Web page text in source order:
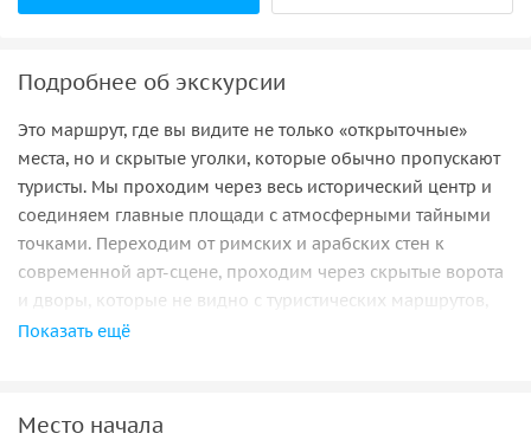
Подробнее об экскурсии
Это маршрут, где вы видите не только «открыточные»
места, но и скрытые уголки, которые обычно пропускают
туристы. Мы проходим через весь исторический центр и
соединяем главные площади с атмосферными тайными
точками. Переходим от римских и арабских стен к
современной арт-сцене, проходим через скрытые ворота
и дворы, которые не видно с туристических маршрутов,
чувствуем город слоями: от средневековья до
Показать ещё
Место начала